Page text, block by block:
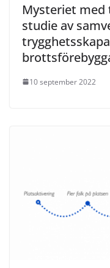
Mysteriet med
studie av
10 september 2022